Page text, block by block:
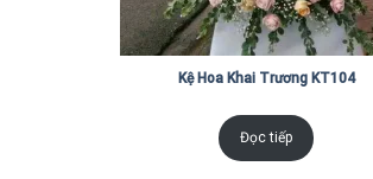
Kệ Hoa Khai Trương KT104
Đọc tiếp